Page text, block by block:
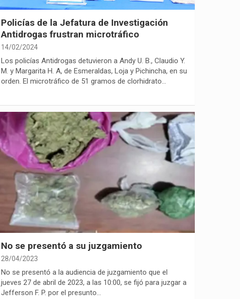
Policías de la Jefatura de Investigación
Antidrogas frustran microtráfico
14/02/2024
Los policías Antidrogas detuvieron a Andy U. B., Claudio Y.
M. y Margarita H. A, de Esmeraldas, Loja y Pichincha, en su
orden. El microtráfico de 51 gramos de clorhidrato…
No se presentó a su juzgamiento
28/04/2023
No se presentó a la audiencia de juzgamiento que el
jueves 27 de abril de 2023, a las 10:00, se fijó para juzgar a
Jefferson F. P. por el presunto…